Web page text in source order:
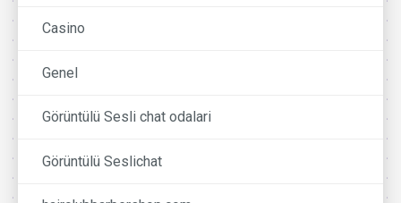
Casino
Genel
Görüntülü Sesli chat odalari
Görüntülü Seslichat